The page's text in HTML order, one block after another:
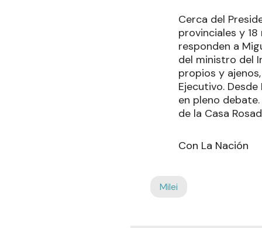
Cerca del
provinciales y
responden a
del ministro del
propios y
Ejecutivo.
en pleno
de la Casa
Con La Nación
Milei